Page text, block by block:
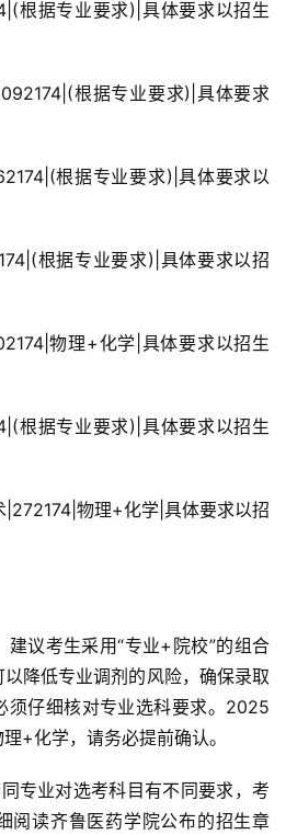
建议考生采用“专业+院校”的组合
降低专业调剂的风险，确保录取
须仔细核对专业选科要求。2025
+化学，请务必提前确认。
专业对选考科目有不同要求，考
阅读齐鲁医药学院公布的招生章